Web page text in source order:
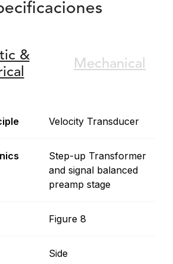
&
Mechanical
Velocity Transducer
Step-up Transformer
and signal balanced
preamp stage
Figure 8
Side